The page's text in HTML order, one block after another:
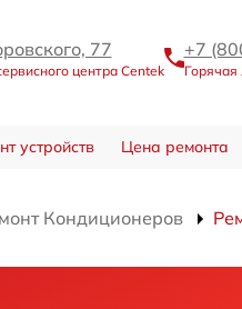
77
центра Centek
+7
Горячая
устройств Цена ремонта
Кондиционеров